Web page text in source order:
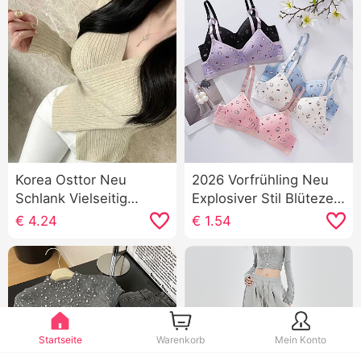
Korea Osttor Neu
Schlank Vielseitig
kombinierbar Sexy
Charme Zeigen Figur
Weiblichkeit Langarm
Strickpullover
€ 4.24
2026 Vorfrühling Neu
Explosiver Stil Blütezeit
Kätzchen Niedlich
Muster Innerhalb Gürtel
Brust Pad Schlank
Leibchen Frauen
€ 1.54
Startseite Warenkorb Mein Konto